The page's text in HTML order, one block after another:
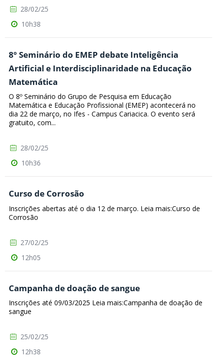
28/02/25
10h38
8º Seminário do EMEP debate Inteligência
Artificial e Interdisciplinaridade na Educação
Matemática
O 8º Seminário do Grupo de Pesquisa em Educação
Matemática e Educação Profissional (EMEP) acontecerá no
dia 22 de março, no Ifes - Campus Cariacica. O evento será
gratuito, com...
28/02/25
10h36
Curso de Corrosão
Inscrições abertas até o dia 12 de março. Leia mais:Curso de
Corrosão
27/02/25
12h05
Campanha de doação de sangue
Inscrições até 09/03/2025 Leia mais:Campanha de doação de
sangue
25/02/25
12h38